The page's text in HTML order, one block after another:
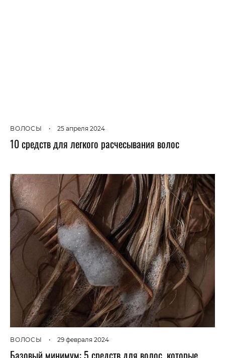
ВОЛОСЫ • 25 апреля 2024
10 средств для легкого расчесывания волос
ВОЛОСЫ • 29 февраля 2024
Базовый минимум: 5 средств для волос, которые